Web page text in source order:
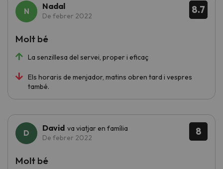
8.7
Nadal
De febrer 2022
La senzillesa del servei, proper i eficaç
Els horaris de menjador, matins obren tard i vespres
també.
Molt bé
8
David va viatjar en família
De febrer 2022
Molt bé